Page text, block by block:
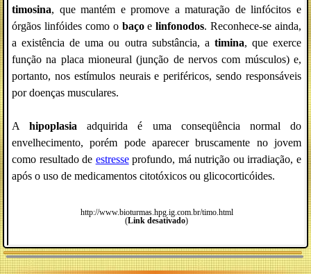
timosina, que mantém e promove a maturação de linfócitos e
órgãos linfóides como o baçoelinfonodos. Reconhece-se ainda,
a existência de uma ou outra substância, a timina, que exerce
função na placa mioneural (junção de nervos com músculos) e,
portanto, nos estímulos neurais e periféricos, sendo responsáveis
por doenças musculares.
Ahipoplasia adquirida é uma conseqüência normal do
envelhecimento, porém pode aparecer bruscamente no jovem
como resultado de estresseprofundo, má nutrição ou irradiação, e
após o uso de medicamentos citotóxicos ou glicocorticóides.
http://www.bioturmas.hpg.ig.com.br/timo.html
(Link desativado)